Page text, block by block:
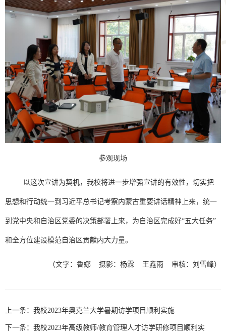
参观现场
以这次宣讲为契机，我校将进一步增强宣讲的有效性，切实把
思想和行动统一到习近平总书记考察内蒙古重要讲话精神上来，统一
到党中央和自治区党委的决策部署上来，为自治区完成好“五大任务”
和全方位建设模范自治区贡献内大力量。
（文字：鲁娜 摄影：杨霖 王鑫雨 审核：刘雪峰）
上一条： 我校2023年奥克兰大学暑期访学项目顺利实施
下一条： 我校2023年高级教师/教育管理人才访学研修项目顺利实